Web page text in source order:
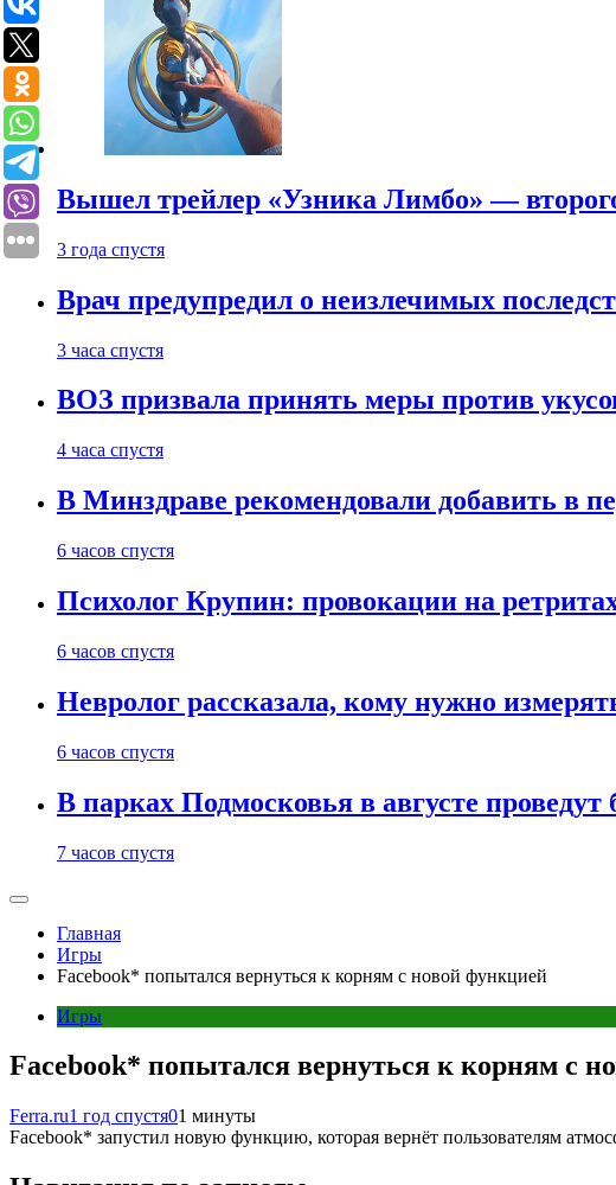
Вышел трейлер «Узника Лимбо» —
3 года спустя
Врач предупредил о неизлечимых
3 часа спустя
ВОЗ призвала принять меры против
4 часа спустя
В Минздраве рекомендовали добавить в
6 часов спустя
Психолог Крупин: провокации на
6 часов спустя
Невролог рассказала, кому нужно
6 часов спустя
В парках Подмосковья в августе
7 часов спустя
Главная
Игры
Facebook* попытался вернуться к корням с новой функцией
Игры
Facebook* попытался вернуться к корням с
Ferra.ru1 год спустя01 минуты
Facebook* запустил новую функцию, которая вернёт пользователям